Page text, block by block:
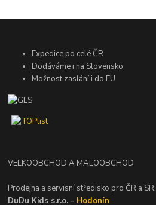
Expedice po celé ČR
Dodáváme i na Slovensko
Možnost zaslání i do EU
VELKOOBCHOD A MALOOBCHOD
Prodejna a servisní středisko pro ČR a SR:
DuDu Kids s.r.o. - Hodonín